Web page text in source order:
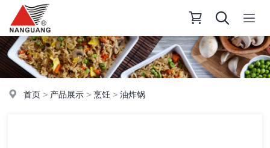
首页 > 产品展示 >烹饪 >油炸锅